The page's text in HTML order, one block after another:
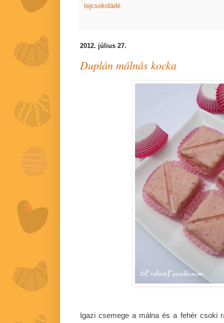
tejcsokoládé
2012. július 27.
Duplán málnás kocka
Igazi csemege a málna és a fehér csoki